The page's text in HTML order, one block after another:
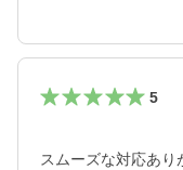
5
スムーズな対応あり